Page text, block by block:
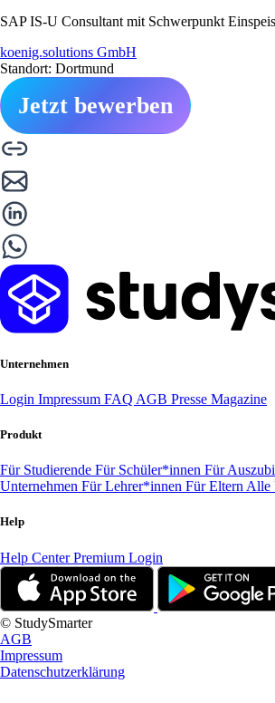
SAP IS-U Consultant mit Schwerpunkt
koenig.solutions GmbH
Standort: Dortmund
Jetzt bewerben
Unternehmen
Login Impressum FAQ AGB Presse Magazine
Produkt
Für Studierende Für Schüler*innen Für
Unternehmen Für Lehrer*innen Für Eltern Alle
Help
Help CenterPremium Login
© StudySmarter
AGB
Impressum
Datenschutzerklärung